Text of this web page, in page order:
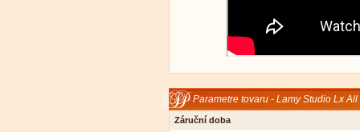
Parametre tovaru - Lamy Studio Lx
Záruční doba